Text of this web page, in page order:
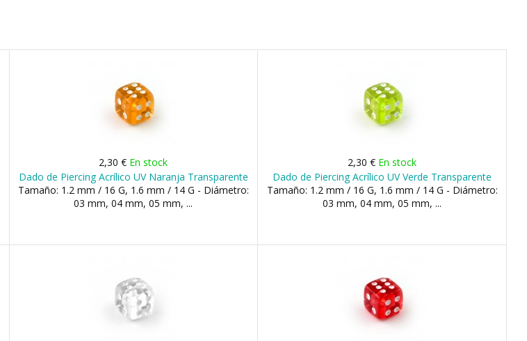
2,30 € En stock
Dado de Piercing Acrílico UV Naranja Transparente
Tamaño: 1.2 mm / 16 G, 1.6 mm / 14 G - Diámetro:
03 mm, 04 mm, 05 mm, ...
2,30 € En stock
Dado de Piercing Acrílico UV Verde Transparente
Tamaño: 1.2 mm / 16 G, 1.6 mm / 14 G - Diámetro:
03 mm, 04 mm, 05 mm, ...